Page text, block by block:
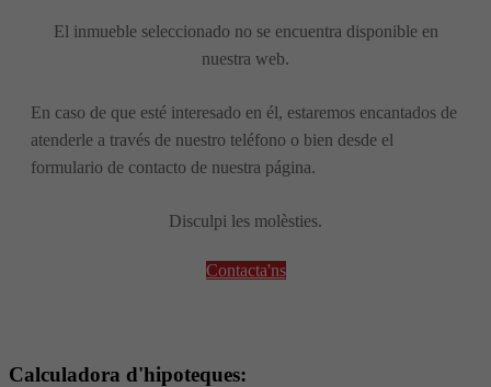
El inmueble seleccionado no se encuentra disponible en
nuestra web.
En caso de que esté interesado en él, estaremos encantados de
atenderle a través de nuestro teléfono o bien desde el
formulario de contacto de nuestra página.
Disculpi les molèsties.
Contacta'ns
Calculadora d'hipoteques: